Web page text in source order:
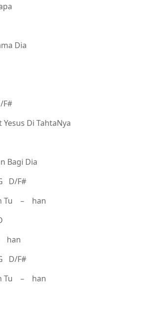
Dia
Di TahtaNya
Bagi Dia
F#
Tu – han
han
F#
Tu – han